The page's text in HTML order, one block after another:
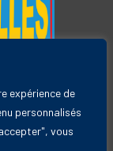
expérience de
personnalisés
vous